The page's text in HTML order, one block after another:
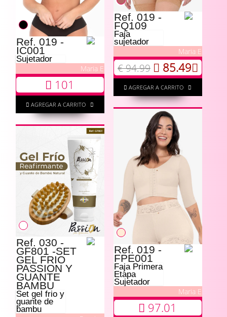
Ref. 019 -
FQ109
Faja
sujetador
Maria E
€ 94.99 85.49
AGREGAR A CARRITO
Ref. 019 -
IC001
Sujetador
Maria E
101
AGREGAR A CARRITO
Ref. 019 -
FPE001
Faja Primera
Etapa
Sujetador
Maria E
97.01
Ref. 030 -
GF801 -SET
GEL FRIO
PASSION Y
GUANTE
BAMBU
Set gel frio y
guante de
bambu